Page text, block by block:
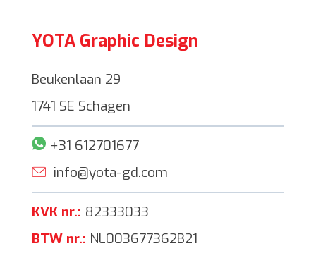
YOTA Graphic Design
Beukenlaan 29
1741 SE Schagen
+31 612701677
info@yota-gd.com
KVK nr.: 82333033
BTW nr.: NL003677362B21